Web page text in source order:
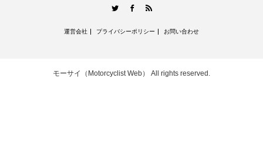
TwitterFacebook
運営会社 プライバシーポリシー お問い合わせ
モーサイ（Motorcyclist Web） All rights reserved.